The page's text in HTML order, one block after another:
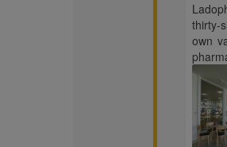
thirty-
own